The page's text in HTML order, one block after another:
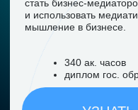
Сообщество